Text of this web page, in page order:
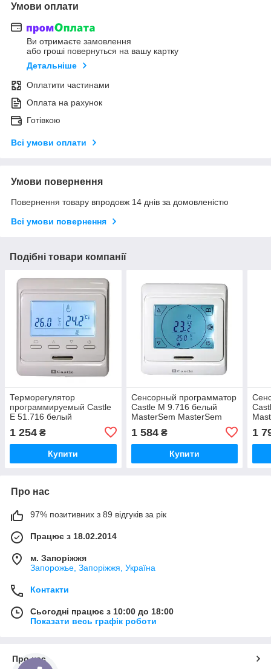
Умови оплати
Ви отримаєте замовлення
або гроші повернуться на вашу картку
Детальніше
Оплатити частинами
Оплата на рахунок
Готівкою
Всі умови оплати
Умови повернення
Повернення товару впродовж 14 днів за домовленістю
Всі умови повернення
Подібні товари компанії
Терморегулятор
программируемый Castle
Е 51.716 белый
1 254 ₴
Купити
Сенсорный программатор
Castle M 9.716 белый
MasterSem MasterSem
1 584₴
Купити
1
Про нас
97% позитивних з 89 відгуків за рік
Працює з 18.02.2014
м. Запоріжжя
Запорожье, Запоріжжя, Україна
Контакти
Сьогодні працює з 10:00 до 18:00
Показати весь графік роботи
Про нас